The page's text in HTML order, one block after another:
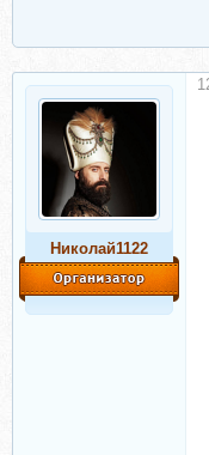
Николай1122